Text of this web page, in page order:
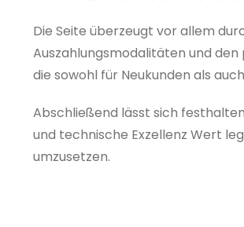
Die Seite überzeugt vor allem
Auszahlungsmodalitäten und
die sowohl für Neukunden als
Abschließend lässt sich
und technische Exzellenz Wert
umzusetzen.